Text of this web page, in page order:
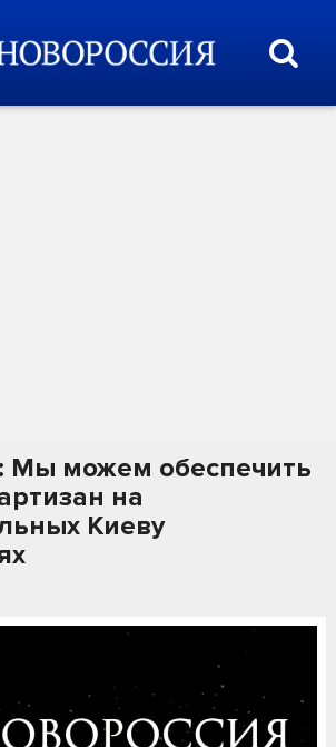
Мы можем обеспечить
на
Киеву